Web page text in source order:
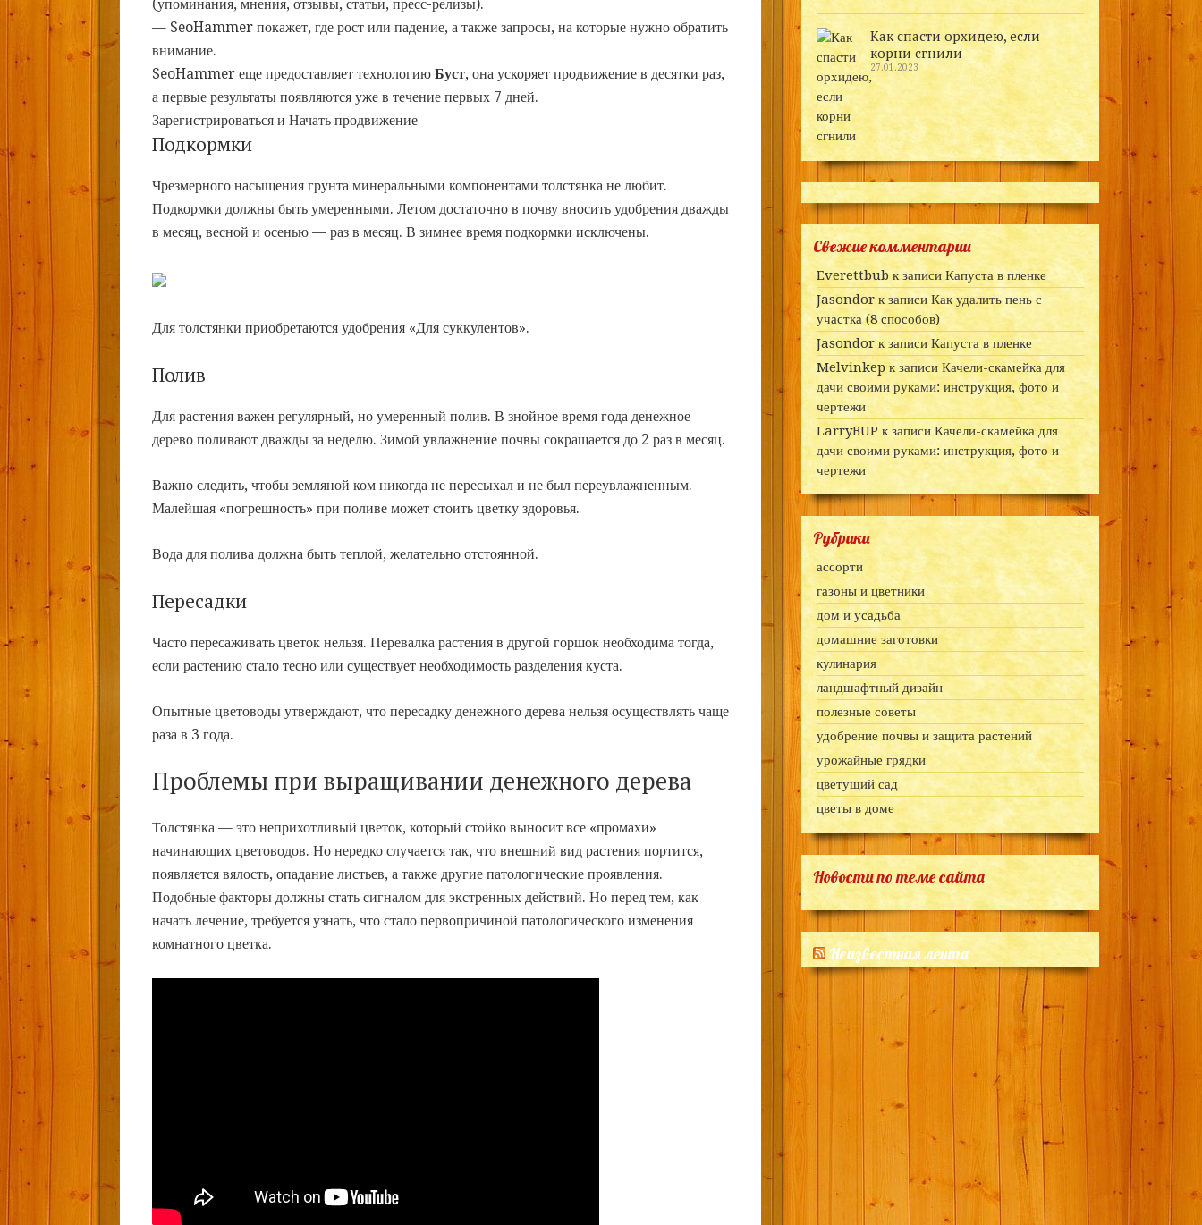
(упоминания, мнения, отзывы, статьи, пресс-релизы).
— SeoHammer покажет, где рост или падение, а также запросы, на которые нужно обратить
внимание.
SeoHammer еще предоставляет технологиюБуст, она ускоряет продвижение в десятки раз,
а первые результаты появляются уже в течение первых 7 дней.
Зарегистрироваться и Начать продвижение
Подкормки
Чрезмерного насыщения грунта минеральными компонентами толстянка не любит.
Подкормки должны быть умеренными. Летом достаточно в почву вносить удобрения дважды
в месяц, весной и осенью — раз в месяц. В зимнее время подкормки исключены.
Для толстянки приобретаются удобрения «Для суккулентов».
Полив
Для растения важен регулярный, но умеренный полив. В знойное время года денежное
дерево поливают дважды за неделю. Зимой увлажнение почвы сокращается до 2 раз в месяц.
Важно следить, чтобы земляной ком никогда не пересыхал и не был переувлажненным.
Малейшая «погрешность» при поливе может стоить цветку здоровья.
Вода для полива должна быть теплой, желательно отстоянной.
Пересадки
Часто пересаживать цветок нельзя. Перевалка растения в другой горшок необходима тогда,
если растению стало тесно или существует необходимость разделения куста.
Опытные цветоводы утверждают, что пересадку денежного дерева нельзя осуществлять чаще
раза в 3 года.
Проблемы при выращивании денежного дерева
Толстянка — это неприхотливый цветок, который стойко выносит все «промахи»
начинающих цветоводов. Но нередко случается так, что внешний вид растения портится,
появляется вялость, опадание листьев, а также другие патологические проявления.
Подобные факторы должны стать сигналом для экстренных действий. Но перед тем, как
начать лечение, требуется узнать, что стало первопричиной патологического изменения
комнатного цветка.
Как спасти орхидею, если
корни сгнили
27.01.2023
Свежие комментарии
Everettbubк записи Капуста в пленке
Jasondorк записиКак удалить пень с
участка (8 способов)
Jasondorк записи Капуста в пленке
Melvinkepк записи Качели-скамейка для
дачи своими руками: инструкция, фото и
чертежи
LarryBUP к записи Качели-скамейка для
дачи своими руками: инструкция, фото и
чертежи
Рубрики
ассорти
газоны и цветники
дом и усадьба
домашние заготовки
кулинария
ландшафтный дизайн
полезные советы
удобрение почвы и защита растений
урожайные грядки
цветущий сад
цветы в доме
Новости по теме сайта
Неизвестная лента